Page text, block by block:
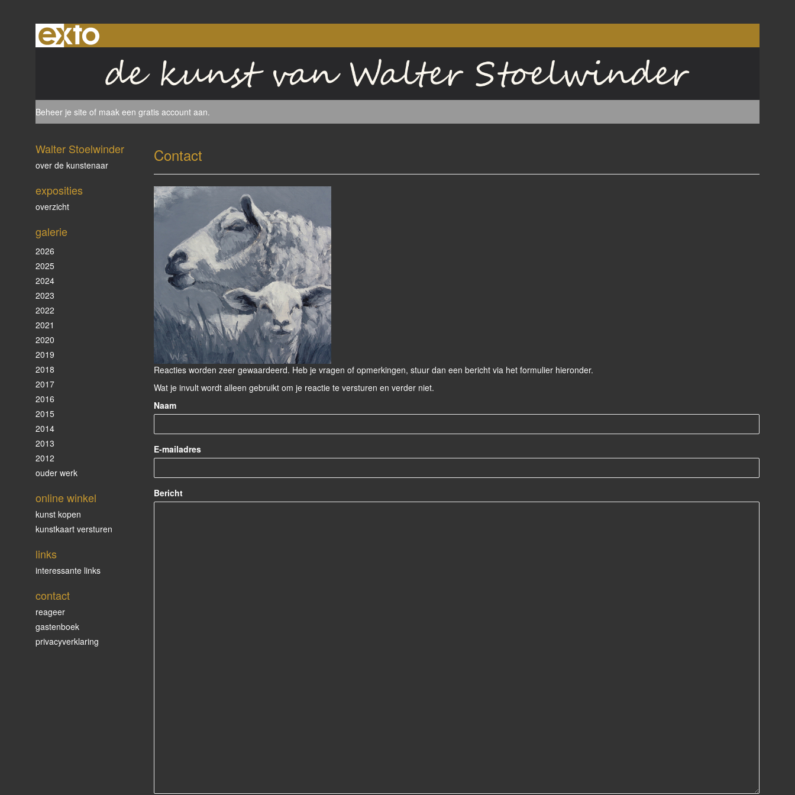
Beheer je site of maak een gratis account aan.
Contact
Reacties worden zeer gewaardeerd. Heb je vragen of opmerkingen, stuur dan een bericht via het formulier hieronder.
Wat je invult wordt alleen gebruikt om je reactie te versturen en verder niet.
Naam
E-mailadres
Bericht
Walter Stoelwinder
over de kunstenaar
exposities
overzicht
galerie
2026
2025
2024
2023
2022
2021
2020
2019
2018
2017
2016
2015
2014
2013
2012
ouder werk
online winkel
kunst kopen
kunstkaart versturen
links
interessante links
contact
reageer
gastenboek
privacyverklaring